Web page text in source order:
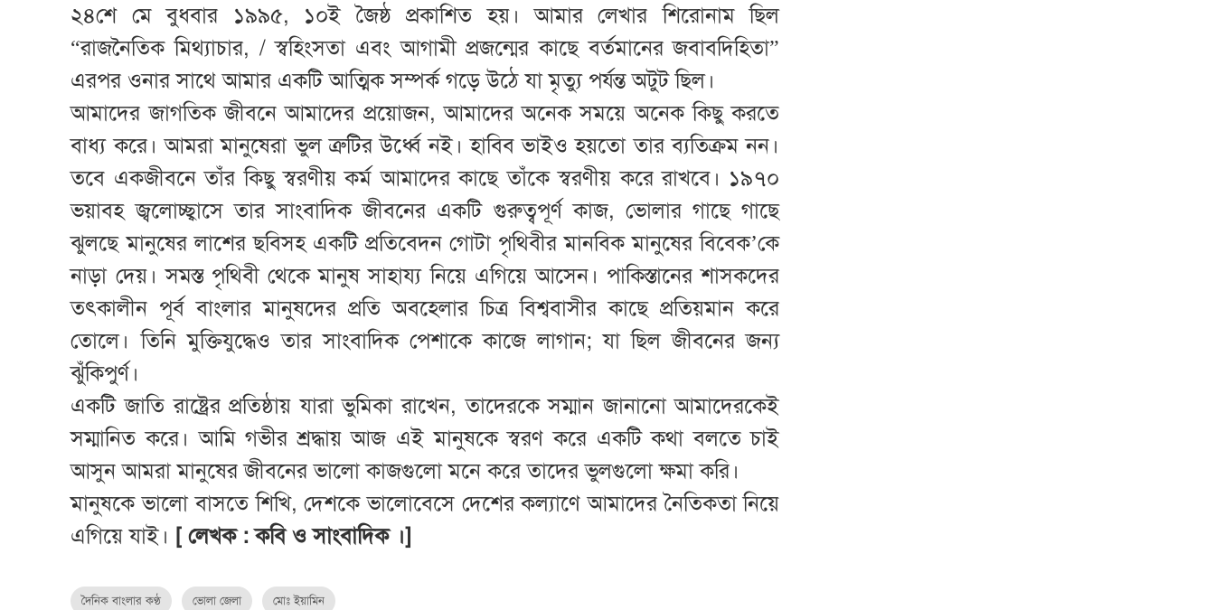
২৪শে মে বুধবার ১৯৯৫, ১০ই জৈষ্ঠ প্রকাশিত হয়। আমার লেখার শিরোনাম ছিল
“রাজনৈতিক মিথ্যাচার, / স্বহিংসতা এবং আগামী প্রজন্মের কাছে বর্তমানের জবাবদিহিতা”
এরপর ওনার সাথে আমার একটি আত্মিক সম্পর্ক গড়ে উঠে যা মৃত্যু পর্যন্ত অটুট ছিল।
আমাদের জাগতিক জীবনে আমাদের প্রয়োজন, আমাদের অনেক সময়ে অনেক কিছু করতে
বাধ্য করে। আমরা মানুষেরা ভুল ত্রুটির উর্ধ্বে নই। হাবিব ভাইও হয়তো তার ব্যতিক্রম নন।
তবে একজীবনে তাঁর কিছু স্বরণীয় কর্ম আমাদের কাছে তাঁকে স্বরণীয় করে রাখবে। ১৯৭০
ভয়াবহ জ্বলোচ্ছ্বাসে তার সাংবাদিক জীবনের একটি গুরুত্বপূর্ণ কাজ, ভোলার গাছে গাছে
ঝুলছে মানুষের লাশের ছবিসহ একটি প্রতিবেদন গোটা পৃথিবীর মানবিক মানুষের বিবেক’কে
নাড়া দেয়। সমস্ত পৃথিবী থেকে মানুষ সাহায্য নিয়ে এগিয়ে আসেন। পাকিস্তানের শাসকদের
তৎকালীন পূর্ব বাংলার মানুষদের প্রতি অবহেলার চিত্র বিশ্ববাসীর কাছে প্রতিয়মান করে
তোলে। তিনি মুক্তিযুদ্ধেও তার সাংবাদিক পেশাকে কাজে লাগান; যা ছিল জীবনের জন্য
ঝুঁকিপুর্ণ।
একটি জাতি রাষ্ট্রের প্রতিষ্ঠায় যারা ভুমিকা রাখেন, তাদেরকে সম্মান জানানো আমাদেরকেই
সম্মানিত করে। আমি গভীর শ্রদ্ধায় আজ এই মানুষকে স্বরণ করে একটি কথা বলতে চাই
আসুন আমরা মানুষের জীবনের ভালো কাজগুলো মনে করে তাদের ভুলগুলো ক্ষমা করি।
মানুষকে ভালো বাসতে শিখি, দেশকে ভালোবেসে দেশের কল্যাণে আমাদের নৈতিকতা নিয়ে
এগিয়ে যাই। [ লেখক : কবি ও সাংবাদিক ।]
দৈনিক বাংলার কণ্ঠ ভোলা জেলা মোঃ ইয়ামিন